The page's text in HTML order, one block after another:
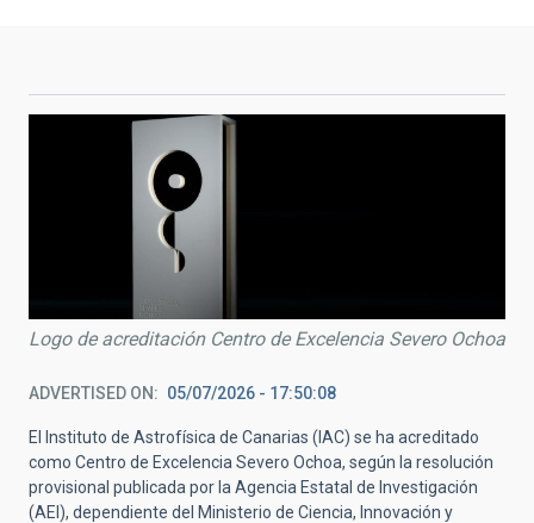
Logo de acreditación Centro de Excelencia Severo Ochoa
ADVERTISED ON 05/07/2026 - 17:50:08
El Instituto de Astrofísica de Canarias (IAC) se ha acreditado
como Centro de Excelencia Severo Ochoa, según la resolución
provisional publicada por la Agencia Estatal de Investigación
(AEI), dependiente del Ministerio de Ciencia, Innovación y